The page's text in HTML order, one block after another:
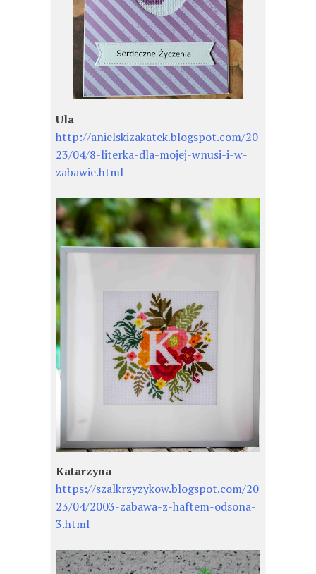
Ula
http://anielskizakatek.blogspot.com/20
23/04/8-literka-dla-mojej-wnusi-i-w-
zabawie.html
Katarzyna
https://szalkrzyzykow.blogspot.com/20
23/04/2003-zabawa-z-haftem-odsona-
3.html